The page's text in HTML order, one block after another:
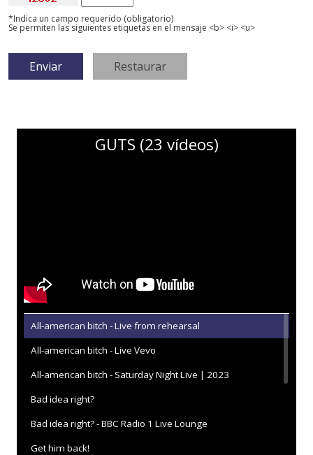
*Indica un campo requerido (obligatorio)
Se permiten las siguientes etiquetas en el mensaje <b> <i> <u>
GUTS (23 vídeos)
All-american bitch - Live from rehearsal
All-american bitch - Live Vevo
All-american bitch - Saturday Night Live | 2023
Bad idea right?
Bad idea right? - BBC Radio 1 Live Lounge
Get him back!